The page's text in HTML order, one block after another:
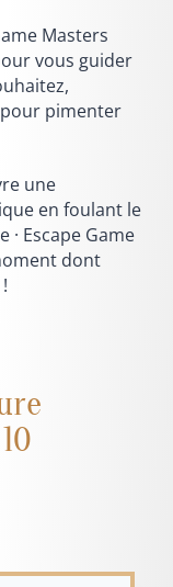
Masters
vous guider
pimenter
une
en foulant le
· Escape Game
dont